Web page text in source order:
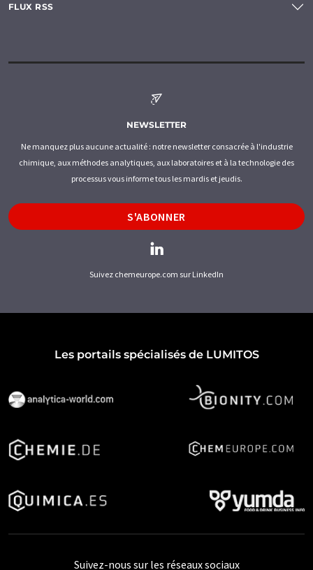
FLUX RSS
NEWSLETTER
Ne manquez plus aucune actualité : notre newsletter consacrée à l'industrie
chimique, aux méthodes analytiques, aux laboratoires et à la technologie des
processus vous informe tous les mardis et jeudis.
S'ABONNER
Suivez chemeurope.com sur LinkedIn
Les portails spécialisés de LUMITOS
Suivez-nous sur les réseaux sociaux